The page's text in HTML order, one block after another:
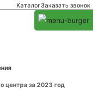
КаталогЗаказать звонок
центра за 2023 год